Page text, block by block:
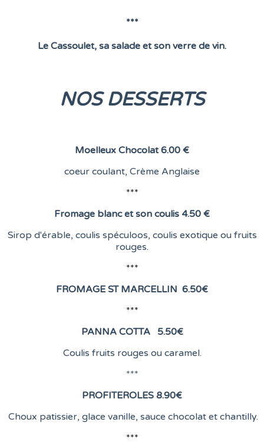
***
Le Cassoulet, sa salade et son verre de vin.
NOS DESSERTS
Moelleux Chocolat 6.00 €
coeur coulant, Crème Anglaise
***
Fromage blanc et son coulis 4.50 €
Sirop d'érable, coulis spéculoos, coulis exotique ou fruits
rouges.
***
FROMAGE ST MARCELLIN 6.50€
***
PANNA COTTA 5.50€
Coulis fruits rouges ou caramel.
***
PROFITEROLES 8.90€
Choux patissier, glace vanille, sauce chocolat et chantilly.
***